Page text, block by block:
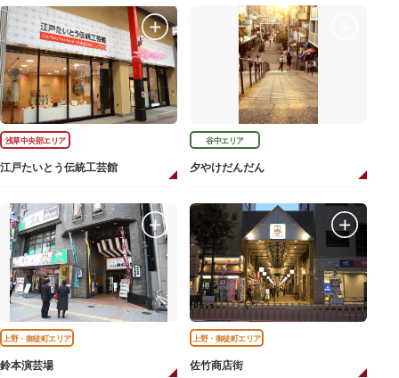
浅草中央部エリア
江戸たいとう伝統工芸館
谷中エリア
夕やけだんだん
上野・御徒町エリア
鈴本演芸場
上野・御徒町エリア
佐竹商店街